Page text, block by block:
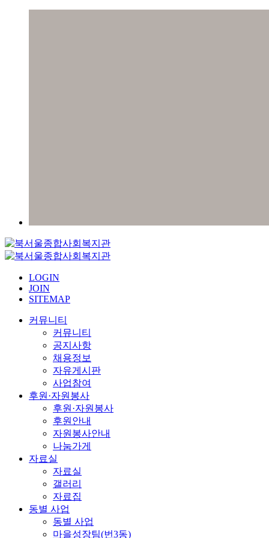
LOGIN
JOIN
SITEMAP
커뮤니티
커뮤니티
공지사항
채용정보
자유게시판
사업참여
후원·자원봉사
후원·자원봉사
후원안내
자원봉사안내
나눔가게
자료실
자료실
갤러리
자료집
동별 사업
동별 사업
마을성장팀(번3동)